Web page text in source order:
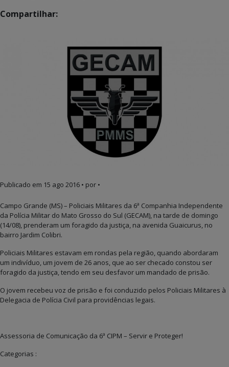
Compartilhar:
Publicado em 15 ago 2016 • por •
Campo Grande (MS) – Policiais Militares da 6ª Companhia Independente
da Polícia Militar do Mato Grosso do Sul (GECAM), na tarde de domingo
(14/08), prenderam um foragido da justiça, na avenida Guaicurus, no
bairro Jardim Colibri.
Policiais Militares estavam em rondas pela região, quando abordaram
um indivíduo, um jovem de 26 anos, que ao ser checado constou ser
foragido da justiça, tendo em seu desfavor um mandado de prisão.
O jovem recebeu voz de prisão e foi conduzido pelos Policiais Militares à
Delegacia de Polícia Civil para providências legais.
Assessoria de Comunicação da 6ª CIPM – Servir e Proteger!
Categorias :